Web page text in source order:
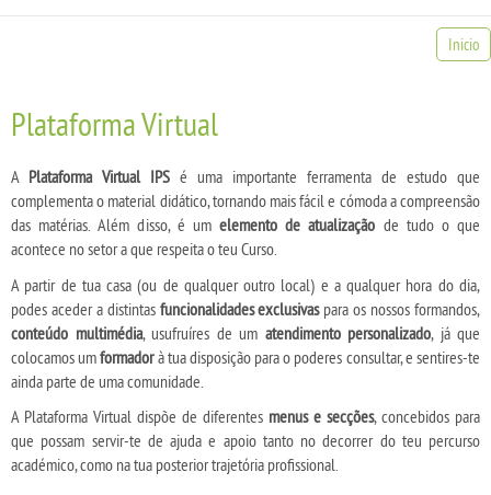
Inicio
Plataforma Virtual
A Plataforma Virtual IPS é uma importante ferramenta de estudo que
complementa o material didático, tornando mais fácil e cómoda a compreensão
das matérias. Além disso, é um elemento de atualização de tudo o que
acontece no setor a que respeita o teu Curso.
A partir de tua casa (ou de qualquer outro local) e a qualquer hora do dia,
podes aceder a distintas funcionalidades exclusivaspara os nossos formandos,
conteúdo multimédia, usufruíres de um atendimento personalizado, já que
colocamos umformadorà tua disposição para o poderes consultar, e sentires-te
ainda parte de uma comunidade.
A Plataforma Virtual dispõe de diferentes menus e secções, concebidos para
que possam servir-te de ajuda e apoio tanto no decorrer do teu percurso
académico, como na tua posterior trajetória profissional.